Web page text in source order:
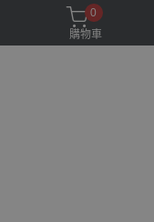
0
購物車